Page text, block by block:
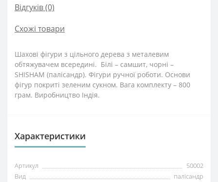
Відгуків (0)
Схожі товари
Шахові фігури з цільного дерева з металевим
обтяжувачем всередині. Білі – самшит, чорні –
SHISHAM (палісандр). Фігури ручної роботи. Основи
фігур покриті зеленим сукном. Вага комплекту – 800
грам. Виробництво Індія.
Характеристики
Артикул
50002
Вид
палісандр